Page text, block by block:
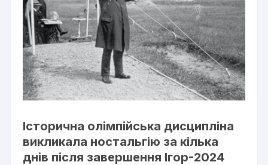
Історична олімпійська дисципліна
викликала ностальгію за кілька
днів після завершення Ігор-2024